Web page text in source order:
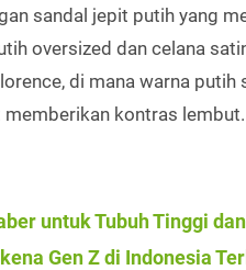
sandal jepit putih yang
oversized dan celana
di mana warna
kontras lembut.
untuk Tubuh Tinggi
Gen Z di Indonesia